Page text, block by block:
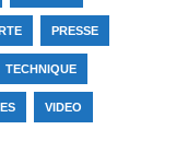
PRESSE
TECHNIQUE
VIDEO